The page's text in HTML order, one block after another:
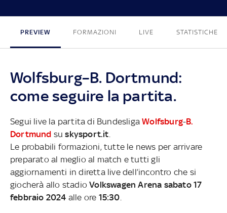
PREVIEW FORMAZIONI LIVE STATISTICHE
Wolfsburg–B. Dortmund:
come seguire la partita.
Segui live la partita di BundesligaWolfsburg-B.
Dortmund suskysport.it
Le probabili formazioni, tutte le news per arrivare
preparato al meglio al match e tutti gli
aggiornamenti in diretta live dell’incontro che si
giocherà allo stadioVolkswagen Arena sabato 17
febbraio 2024 alle ore 15:30